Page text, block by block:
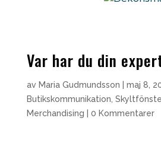
Var har du din
av Maria Gudmundsson maj 8,
Butikskommunikation
Merchandising
0 Kommentarer